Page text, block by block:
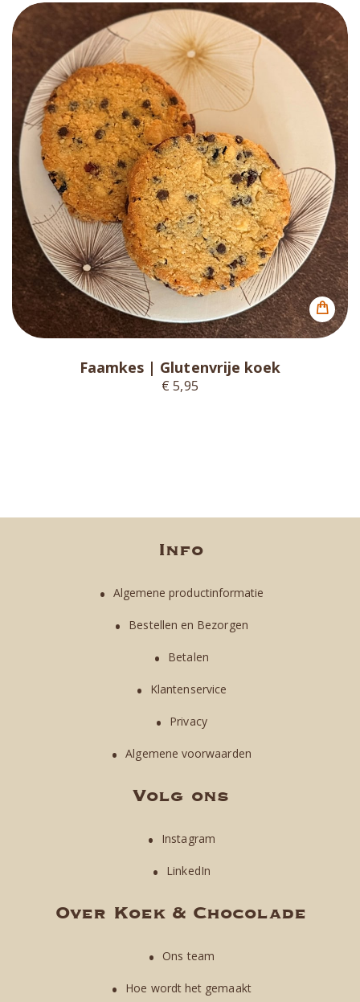
Faamkes | Glutenvrije koek
€ 5,95
Info
Algemene productinformatie
Bestellen en Bezorgen
Betalen
Klantenservice
Privacy
Algemene voorwaarden
Volg ons
Instagram
LinkedIn
Over Koek & Chocolade
Ons team
Hoe wordt het gemaakt